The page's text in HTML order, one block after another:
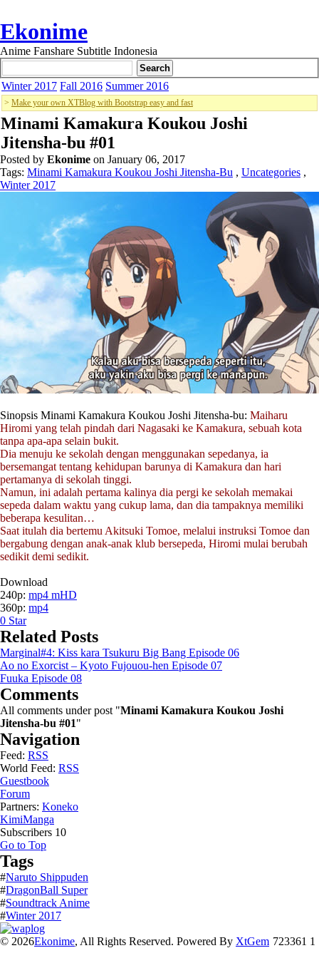
Ekonime
Anime Fanshare Subtitle Indonesia
Winter 2017 Fall 2016 Summer 2016
> Make your own XTBlog with Bootstrap easy and fast
Minami Kamakura Koukou Joshi
Jitensha-bu #01
Posted by Ekonime on January 06, 2017
Tags: Minami Kamakura Koukou Joshi Jitensha-Bu , Uncategories ,
Winter 2017
Sinopsis Minami Kamakura Koukou Joshi Jitensha-bu: Maiharu
Hiromi yang telah pindah dari Nagasaki ke Kamakura, sebuah kota
tanpa apa-apa selain bukit.
Dia menuju ke sekolah dengan menggunakan sepedanya, ia
bersemangat tentang kehidupan barunya di Kamakura dan hari
pertamanya di sekolah tinggi.
Namun, ini adalah pertama kalinya dia pergi ke sekolah memakai
sepeda dalam waktu yang cukup lama, dan dia tampaknya memiliki
beberapa kesulitan…
Saat itulah dia bertemu Akitsuki Tomoe, melalui instruksi Tomoe dan
bergabung dengan anak-anak klub bersepeda, Hiromi mulai berubah
sedikit demi sedikit.
Download
240p: mp4 mHD
360p: mp4
0 Star
Related Posts
Marginal#4: Kiss kara Tsukuru Big Bang Episode 06
Ao no Exorcist – Kyoto Fujouou-hen Episode 07
Fuuka Episode 08
Comments
All comments under post "Minami Kamakura Koukou Joshi
Jitensha-bu #01"
Navigation
Feed: RSS
World Feed: RSS
Guestbook
Forum
Partners: Koneko
KimiManga
Subscribers 10
Go to Top
Tags
#Naruto Shippuden
#DragonBall Super
#Soundtrack Anime
#Winter 2017
© 2026Ekonime, All Rights Reserved. Powered By XtGem 723361 1